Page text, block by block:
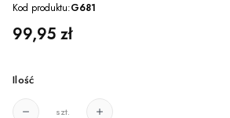
Kod produktu:G681
Cena
99,95 zł
Ilość
szt.